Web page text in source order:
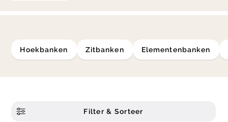
hoekbanken zitbanken elementenbanken
Filter & Sorteer